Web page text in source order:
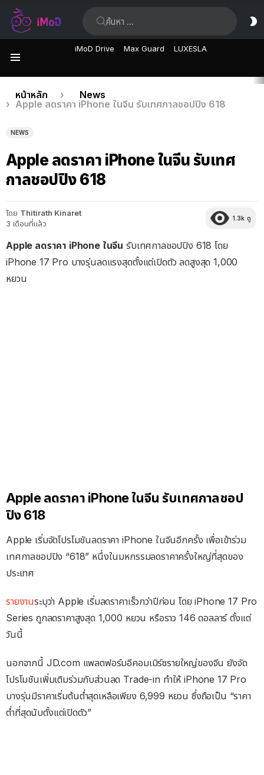
iMoD Drive Max Guard LUXESLA
เรื่อง
ล่าสุด
คุณอยู่ที่นี่:
หน้าหลัก
News
Apple ลดราคา iPhone ในจีน รับเทศกาลชอปปิง 618
NEWS
Apple ลดราคา iPhone ในจีน รับเทศ
กาลชอปปิง 618
โดย Thitirath Kinaret
3 เดือนที่แล้ว
1.3k ดู
Apple ลดราคา iPhone ในจีน รับเทศกาลชอปปิง 618 โดย
iPhone 17 Pro บางรุ่นลดแรงสุดตั้งแต่เปิดตัว ลดสูงสุด 1,000
หยวน
Apple ลดราคา iPhone ในจีน รับเทศกาลชอป
ปิง 618
Apple เริ่มจัดโปรโมชันลดราคา iPhone ในจีนอีกครั้ง เพื่อเข้าร่วม
เทศกาลชอปปิง “618” หนึ่งในมหกรรมลดราคาครั้งใหญ่ที่สุดของ
ประเทศ
รายงานระบุว่า Apple เริ่มลดราคาเร็วกว่าปีก่อน โดย iPhone 17 Pro
Series ถูกลดราคาสูงสุด 1,000 หยวน หรือราว 146 ดอลลาร์ ตั้งแต่
วันนี้
นอกจากนี้ JD.com แพลตฟอร์มอีคอมเมิร์ซรายใหญ่ของจีน ยังจัด
โปรโมชันเพิ่มเติมร่วมกับส่วนลด Trade-in ทำให้ iPhone 17 Pro
บางรุ่นมีราคาเริ่มต้นต่ำสุดเหลือเพียง 6,999 หยวน ซึ่งถือเป็น “ราคา
ต่ำที่สุดนับตั้งแต่เปิดตัว”